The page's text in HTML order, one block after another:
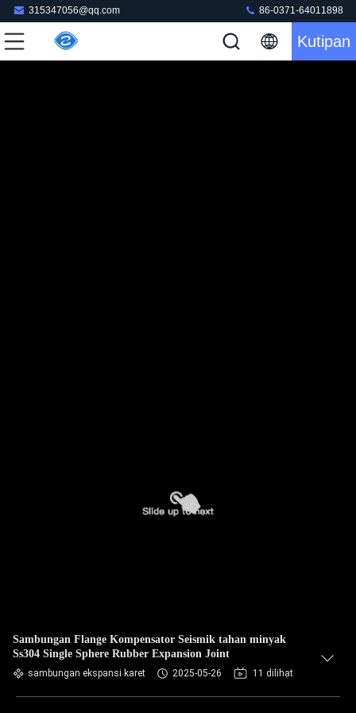
315347056@qq.com 86-0371-64011898
Kutipan
Sambungan Flange Kompensator Seismik tahan minyak
Ss304 Single Sphere Rubber Expansion Joint
sambungan ekspansi karet 2025-05-26 11 dilihat